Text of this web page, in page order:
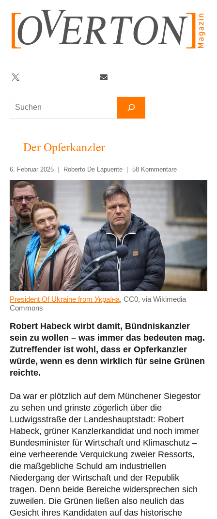
springen
Suchen
Twitter
Der Opferkanzler
6. Februar 2025 Roberto De Lapuente 58 Kommentare
President Of Ukraine from Україна, CC0, via Wikimedia
Commons
Robert Habeck wirbt damit, Bündniskanzler
sein zu wollen – was immer das bedeuten mag.
Zutreffender ist wohl, dass er Opferkanzler
würde, wenn es denn wirklich für seine Grünen
reichte.
Da war er plötzlich auf dem Münchener Siegestor
zu sehen und grinste zögerlich über die
Ludwigsstraße der Landeshauptstadt: Robert
Habeck, grüner Kanzlerkandidat und noch immer
Bundesminister für Wirtschaft und Klimaschutz –
eine verheerende Verquickung zweier Ressorts,
die maßgebliche Schuld am industriellen
Niedergang der Wirtschaft und der Republik
tragen. Denn beide Bereiche widersprechen sich
zuweilen. Die Grünen ließen also neulich das
Gesicht ihres Kandidaten auf das historische